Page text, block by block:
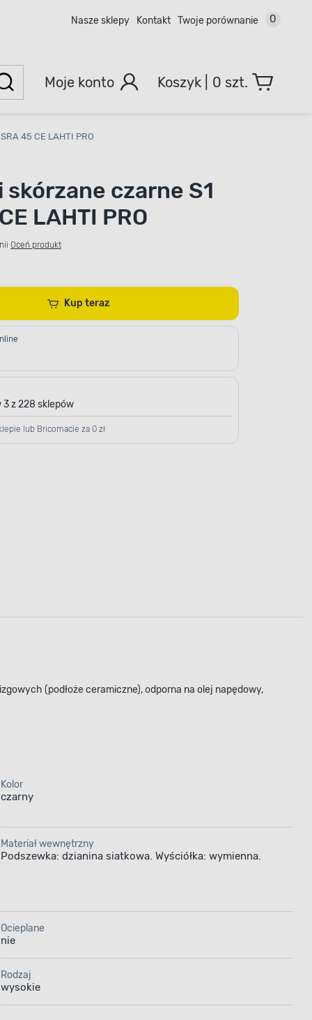
Nasze sklepy Kontakt Twoje porównanie 0
Moje konto 0 szt.
45 CE LAHTI PRO
skórzane czarne S1
LAHTI PRO
Oceń produkt
Kup teraz
3 z 228 sklepów
lub Bricomacie za 0 zł
(podłoże ceramiczne), odporna na olej napędowy,
Kolor
czarny
Materiał wewnętrzny
Podszewka: dzianina siatkowa. Wyściółka: wymienna.
Ocieplane
nie
Rodzaj
wysokie